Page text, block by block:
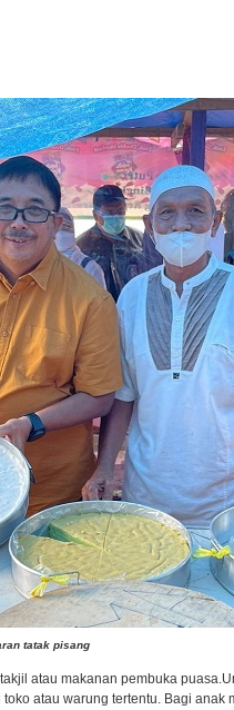
tatak pisang
atau makanan pembuka
atau warung tertentu. Bagi anak